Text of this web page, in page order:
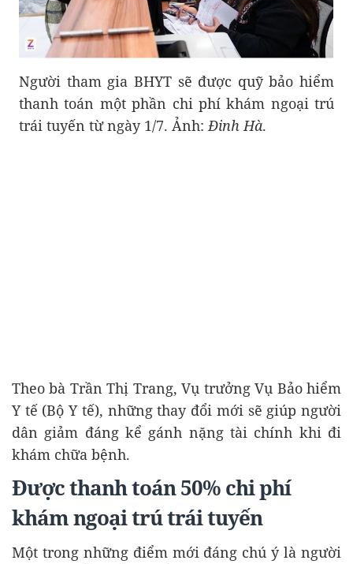
Người tham gia BHYT sẽ được quỹ bảo hiểm
thanh toán một phần chi phí khám ngoại trú
trái tuyến từ ngày 1/7. Ảnh: Đinh Hà.
Theo bà Trần Thị Trang, Vụ trưởng Vụ Bảo hiểm
Y tế (Bộ Y tế), những thay đổi mới sẽ giúp người
dân giảm đáng kể gánh nặng tài chính khi đi
khám chữa bệnh.
Được thanh toán 50% chi phí
khám ngoại trú trái tuyến
Một trong những điểm mới đáng chú ý là người